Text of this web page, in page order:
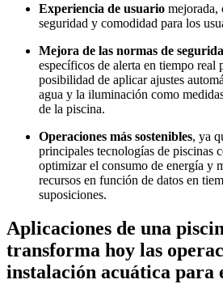
Experiencia de usuario mejorada,
seguridad y comodidad para los
Mejora de las normas de
específicos de alerta en tiempo real
posibilidad de aplicar ajustes
agua y la iluminación como
de la piscina.
Operaciones más sostenibles, ya
principales tecnologías de piscinas
optimizar el consumo de energía y
recursos en función de datos en
suposiciones.
Aplicaciones de una
transforma hoy las
instalación acuática para